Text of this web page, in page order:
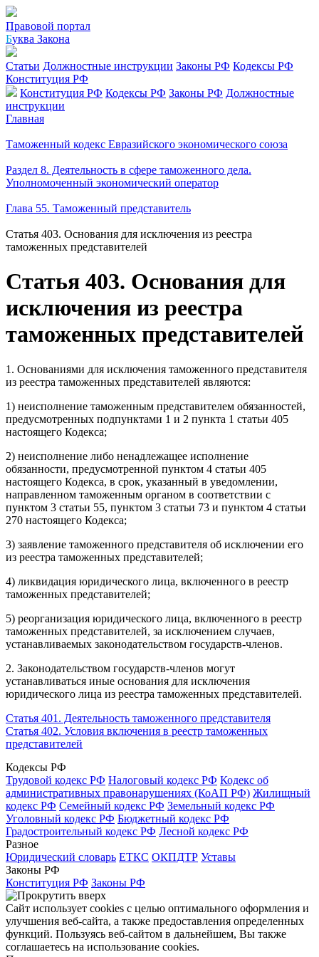
Правовой портал
Буква Закона
Статьи Должностные инструкции Законы РФ Кодексы РФ
Конституция РФ
Конституция РФ Кодексы РФ Законы РФ Должностные
инструкции
Главная
Таможенный кодекс Евразийского экономического союза
Раздел 8. Деятельность в сфере таможенного дела.
Уполномоченный экономический оператор
Глава 55. Таможенный представитель
Статья 403. Основания для исключения из реестра
таможенных представителей
Статья 403. Основания для
исключения из реестра
таможенных представителей
1. Основаниями для исключения таможенного представителя
из реестра таможенных представителей являются:
1) неисполнение таможенным представителем обязанностей,
предусмотренных подпунктами 1 и 2 пункта 1 статьи 405
настоящего Кодекса;
2) неисполнение либо ненадлежащее исполнение
обязанности, предусмотренной пунктом 4 статьи 405
настоящего Кодекса, в срок, указанный в уведомлении,
направленном таможенным органом в соответствии с
пунктом 3 статьи 55, пунктом 3 статьи 73 и пунктом 4 статьи
270 настоящего Кодекса;
3) заявление таможенного представителя об исключении его
из реестра таможенных представителей;
4) ликвидация юридического лица, включенного в реестр
таможенных представителей;
5) реорганизация юридического лица, включенного в реестр
таможенных представителей, за исключением случаев,
устанавливаемых законодательством государств-членов.
2. Законодательством государств-членов могут
устанавливаться иные основания для исключения
юридического лица из реестра таможенных представителей.
Статья 401. Деятельность таможенного представителя
Статья 402. Условия включения в реестр таможенных
представителей
Кодексы РФ
Трудовой кодекс РФ Налоговый кодекс РФ Кодекс об
административных правонарушениях (КоАП РФ) Жилищный
кодекс РФ Семейный кодекс РФ Земельный кодекс РФ
Уголовный кодекс РФ Бюджетный кодекс РФ
Градостроительный кодекс РФ Лесной кодекс РФ
Разное
Юридический словарь ЕТКС ОКПДТР Уставы
Законы РФ
Конституция РФ Законы РФ
Сайт использует cookies с целью оптимального оформления и
улучшения веб-сайта, а также предоставления определенных
функций. Пользуясь веб-сайтом в дальнейшем, Вы также
соглашаетесь на использование cookies.